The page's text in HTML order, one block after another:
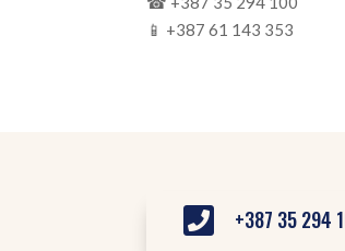
📱 +387 61 143 353
 +387 35 294